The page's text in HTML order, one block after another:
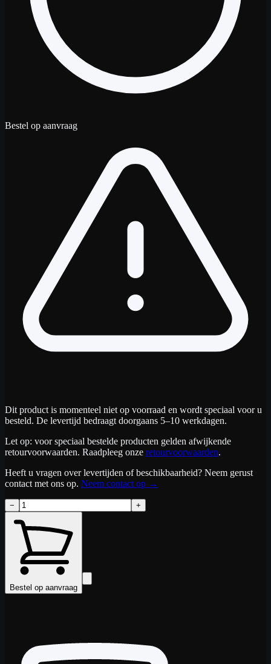
Bestel op aanvraag
Dit product is momenteel niet op voorraad en wordt speciaal voor u
besteld. De levertijd bedraagt doorgaans 5–10 werkdagen.
Let op: voor speciaal bestelde producten gelden afwijkende
retourvoorwaarden. Raadpleeg onze retourvoorwaarden.
Heeft u vragen over levertijden of beschikbaarheid? Neem gerust
contact met ons op. Neem contact op →
− +
Bestel op aanvraag